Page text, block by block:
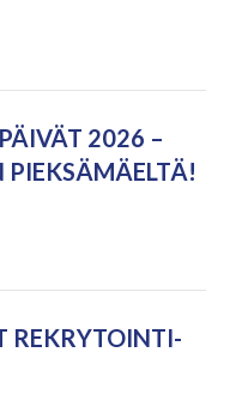
2026 –
PIEKSÄMÄELTÄ!
REKRYTOINTI-